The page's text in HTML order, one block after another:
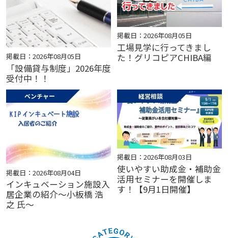
掲載日：2026年08月05日
「設備貸与制度」2026年度
受付中！！
掲載日：2026年08月05日
工場見学に行ってきまし
た！グリコピアCHIBA編
ベンチャー
掲載日：2026年08月04日
インキュベーション施設入
居企業の紹介～小板橋 浩
之 氏～
経営相談
掲載日：2026年08月03日
使いやすい助成金・補助金
活用セミナーを開催しま
す！【9月1日開催】